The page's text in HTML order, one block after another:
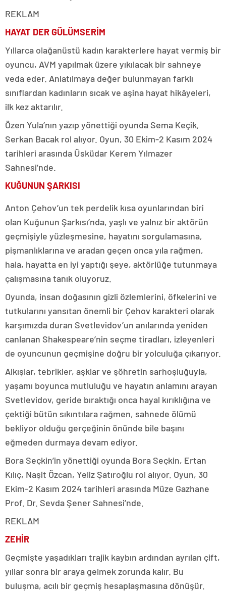
REKLAM
HAYAT DER GÜLÜMSERİM
Yıllarca olağanüstü kadın karakterlere hayat vermiş bir
oyuncu, AVM yapılmak üzere yıkılacak bir sahneye
veda eder. Anlatılmaya değer bulunmayan farklı
sınıflardan kadınların sıcak ve aşina hayat hikâyeleri,
ilk kez aktarılır.
Özen Yula’nın yazıp yönettiği oyunda Sema Keçik,
Serkan Bacak rol alıyor. Oyun, 30 Ekim-2 Kasım 2024
tarihleri arasında Üsküdar Kerem Yılmazer
Sahnesi’nde.
KUĞUNUN ŞARKISI
Anton Çehov’un tek perdelik kısa oyunlarından biri
olan Kuğunun Şarkısı’nda, yaşlı ve yalnız bir aktörün
geçmişiyle yüzleşmesine, hayatını sorgulamasına,
pişmanlıklarına ve aradan geçen onca yıla rağmen,
hala, hayatta en iyi yaptığı şeye, aktörlüğe tutunmaya
çalışmasına tanık oluyoruz.
Oyunda, insan doğasının gizli özlemlerini, öfkelerini ve
tutkularını yansıtan önemli bir Çehov karakteri olarak
karşımızda duran Svetlevidov’un anılarında yeniden
canlanan Shakespeare’nin seçme tiradları, izleyenleri
de oyuncunun geçmişine doğru bir yolculuğa çıkarıyor.
Alkışlar, tebrikler, aşklar ve şöhretin sarhoşluğuyla,
yaşamı boyunca mutluluğu ve hayatın anlamını arayan
Svetlevidov, geride bıraktığı onca hayal kırıklığına ve
çektiği bütün sıkıntılara rağmen, sahnede ölümü
bekliyor olduğu gerçeğinin önünde bile başını
eğmeden durmaya devam ediyor.
Bora Seçkin’in yönettiği oyunda Bora Seçkin, Ertan
Kılıç, Naşit Özcan, Yeliz Şatıroğlu rol alıyor. Oyun, 30
Ekim-2 Kasım 2024 tarihleri arasında Müze Gazhane
Prof. Dr. Sevda Şener Sahnesi’nde.
REKLAM
ZEHİR
Geçmişte yaşadıkları trajik kaybın ardından ayrılan çift,
yıllar sonra bir araya gelmek zorunda kalır. Bu
buluşma, acılı bir geçmiş hesaplaşmasına dönüşür.